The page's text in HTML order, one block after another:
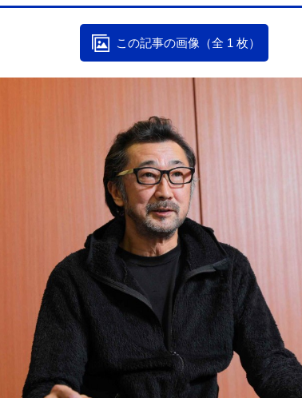
この記事の画像（全 1 枚）